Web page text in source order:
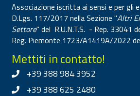
Associazione iscritta ai sensi e per gli
D.Lgs. 117/2017 nella Sezione "Altri
Settore" del R.U.N.T.S. - Rep. 33041
Reg. Piemonte 1723/A1419A/2022
Mettiti in contatto!
+39 388 984 3952
+39 388 625 2480